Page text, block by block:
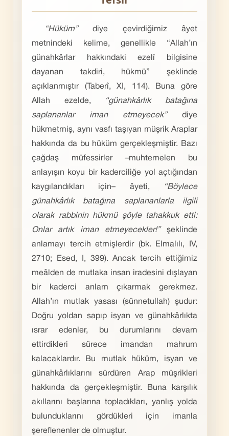
“Hüküm”diye çevirdiğimiz âyet
metnindeki kelime, genellikle “Allah’ın
günahkârlar hakkındaki ezelî bilgisine
dayanan takdiri, hükmü” şeklinde
açıklanmıştır (Taberî, XI, 114). Buna göre
Allah ezelde, “günahkârlık batağına
saplananlar iman etmeyecek”diye
hükmetmiş, aynı vasfı taşıyan müşrik Araplar
hakkında da bu hüküm gerçekleşmiştir. Bazı
çağdaş müfessirler –muhtemelen bu
anlayışın koyu bir kaderciliğe yol açtığından
kaygılandıkları için– âyeti,
“Böylece
günahkârlık batağına saplananlarla ilgili
olarak rabbinin hükmü şöyle tahakkuk etti:
Onlar artık iman etmeyecekler!”şeklinde
anlamayı tercih etmişlerdir (bk. Elmalılı, IV,
2710; Esed, I, 399). Ancak tercih ettiğimiz
meâlden de mutlaka insan iradesini dışlayan
bir kaderci anlam çıkarmak gerekmez.
Allah’ın mutlak yasası (sünnetullah) şudur:
Doğru yoldan sapıp isyan ve günahkârlıkta
ısrar edenler, bu durumlarını devam
ettirdikleri sürece imandan mahrum
kalacaklardır. Bu mutlak hüküm, isyan ve
günahkârlıklarını sürdüren Arap müşrikleri
hakkında da gerçekleşmiştir. Buna karşılık
akıllarını başlarına topladıkları, yanlış yolda
bulunduklarını gördükleri için imanla
şereflenenler de olmuştur.